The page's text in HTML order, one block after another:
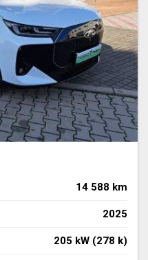
14 588 km
2025
205 kW (278 k)